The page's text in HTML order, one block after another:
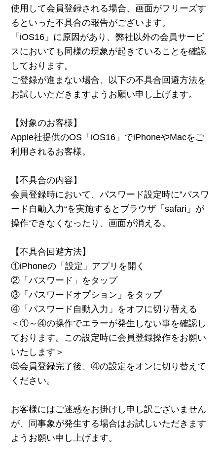
使用して会員登録される場合、画面がフリーズす
るといった不具合の報告がございます。
「iOS16」に原因があり、弊社以外の会員サービ
スにおいても同様の現象が起きていることを確認
しております。
ご登録が進まない場合、以下の不具合回避方法を
お試しいただきますようお願い申し上げます。
【対象のお客様】
Apple社提供のOS「iOS16」でiPhoneやMacをご
利用されるお客様。
【不具合の内容】
会員登録時において、パスワード設定時に‟パスワ
ード自動入力“を実施するとブラウザ「safari」が
操作できなくなったり、画面が消える。
【不具合回避方法】
①iPhoneの「設定」アプリを開く
②「パスワード」をタップ
③「パスワードオプション」をタップ
④「パスワード自動入力」をオフに切り替える
＜①～④の操作でエラーが発生しない事を確認し
ております。この設定時に会員登録操作をお願い
いたします＞
⑤会員登録完了後、④の設定をオンに切り替えて
ください。
お客様にはご迷惑をお掛けし申し訳ございません
が、同事象が発生する場合はお試しいただきます
ようお願い申し上げます。